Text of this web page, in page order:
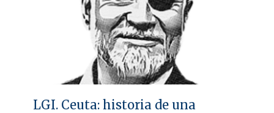
LGI. Ceuta: historia de una